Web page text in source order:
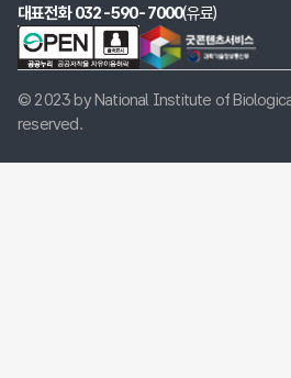
대표전화 032-590-7000(유료)
© 2023 by National Institute of
reserved.